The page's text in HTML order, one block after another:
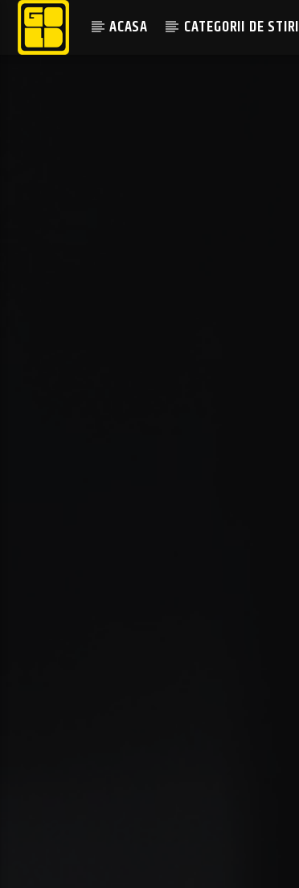
ACASA CATEGORII DE STIRI